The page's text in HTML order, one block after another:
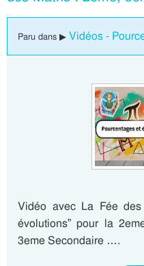
Paru dans ▶ Vidéos -
Vidéo avec La Fée des
évolutions” pour la
3eme Secondaire ….